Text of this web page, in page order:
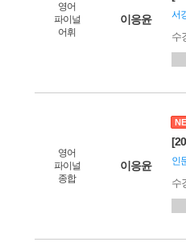
영어
파이널
어휘
이응윤 서
수
영어
파이널
종합
이응윤 인
수